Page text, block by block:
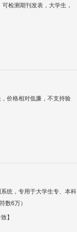
检测期刊发表，大学生，
价格相对低廉，不支持验
统，专用于大学生专、本科
数6万）
】